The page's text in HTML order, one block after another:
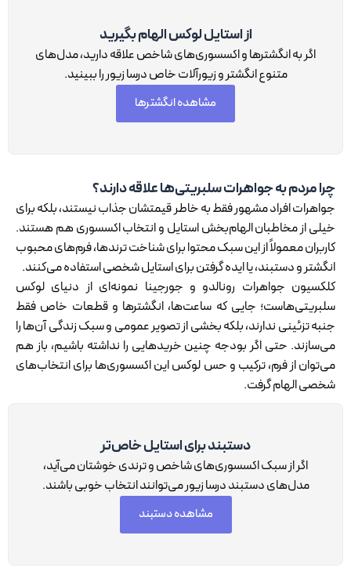
از استایل لوکس الهام بگیرید
اگر به انگشترها و اکسسوری‌های شاخص علاقه دارید، مدل‌های
متنوع انگشتر و زیورآلات خاص درسا زیور را ببینید.
مشاهده انگشترها
چرا مردم به جواهرات سلبریتی‌ها علاقه دارند؟
جواهرات افراد مشهور فقط به خاطر قیمتشان جذاب نیستند، بلکه برای
خیلی از مخاطبان الهام‌بخش استایل و انتخاب اکسسوری هم هستند.
کاربران معمولاً از این سبک محتوا برای شناخت ترندها، فرم‌های محبوب
انگشتر و دستبند، یا ایده گرفتن برای استایل شخصی استفاده می‌کنند.
کلکسیون جواهرات رونالدو و جورجینا نمونه‌ای از دنیای لوکس
سلبریتی‌هاست؛ جایی که ساعت‌ها، انگشترها و قطعات خاص فقط
جنبه تزئینی ندارند، بلکه بخشی از تصویر عمومی و سبک زندگی آن‌ها را
می‌سازند. حتی اگر بودجه چنین خریدهایی را نداشته باشیم، باز هم
می‌توان از فرم، ترکیب و حس لوکس این اکسسوری‌ها برای انتخاب‌های
شخصی الهام گرفت.
دستبند برای استایل خاص‌تر
اگر از سبک اکسسوری‌های شاخص و ترندی خوشتان می‌آید،
مدل‌های دستبند درسا زیور می‌توانند انتخاب خوبی باشند.
مشاهده دستبند